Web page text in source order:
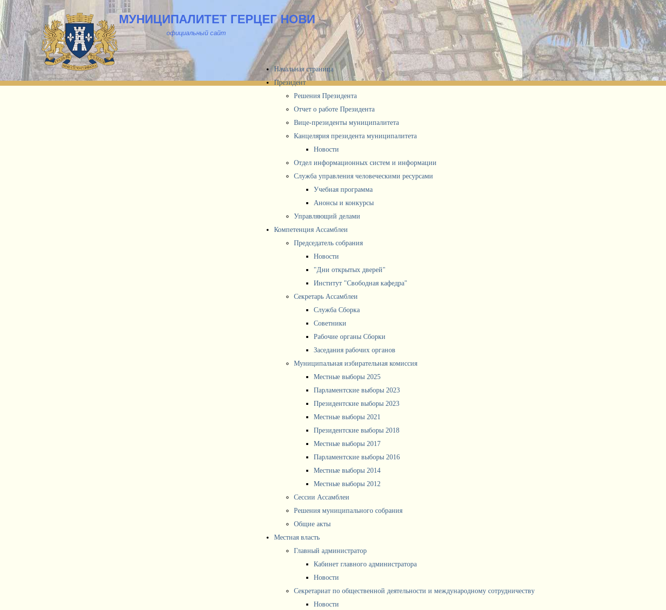
МУНИЦИПАЛИТЕТ ГЕРЦЕГ НОВИ
официальный сайт
Начальная страница
Президент
Решения Президента
Отчет о работе Президента
Вице-президенты муниципалитета
Канцелярия президента муниципалитета
Новости
Отдел информационных систем и информации
Служба управления человеческими ресурсами
Учебная программа
Анонсы и конкурсы
Управляющий делами
Компетенция Ассамблеи
Председатель собрания
Новости
"Дни открытых дверей"
Институт "Свободная кафедра"
Секретарь Ассамблеи
Служба Сборка
Советники
Рабочие органы Сборки
Заседания рабочих органов
Муниципальная избирательная комиссия
Местные выборы 2025
Парламентские выборы 2023
Президентские выборы 2023
Местные выборы 2021
Президентские выборы 2018
Местные выборы 2017
Парламентские выборы 2016
Местные выборы 2014
Местные выборы 2012
Сессии Ассамблеи
Решения муниципального собрания
Общие акты
Местная власть
Главный администратор
Кабинет главного администратора
Новости
Секретариат по общественной деятельности и международному сотрудничеству
Новости